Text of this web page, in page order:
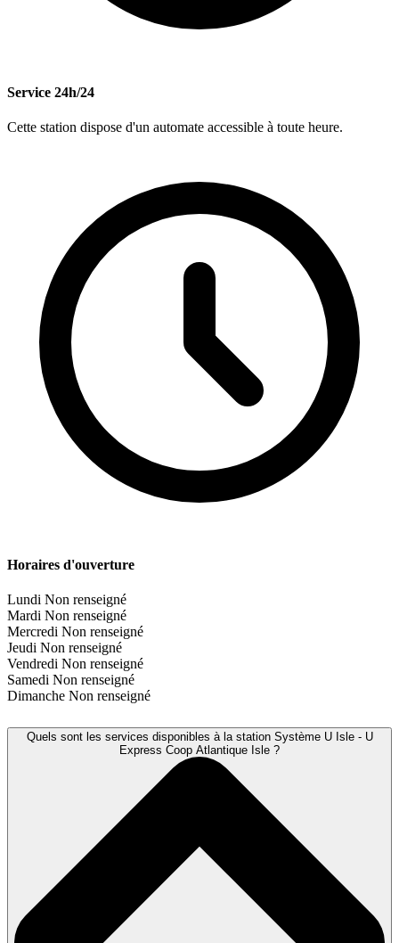
Service 24h/24
Cette station dispose d'un automate accessible à toute heure.
Horaires d'ouverture
Lundi Non renseigné
Mardi Non renseigné
Mercredi Non renseigné
Jeudi Non renseigné
Vendredi Non renseigné
Samedi Non renseigné
Dimanche Non renseigné
Quels sont les services disponibles à la station Système U Isle - U
Express Coop Atlantique Isle ?